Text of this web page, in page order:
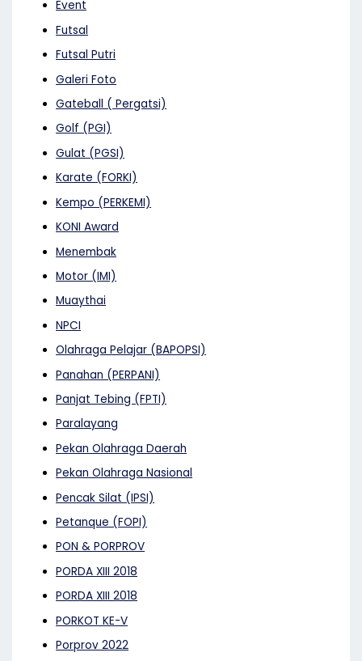
Event
Futsal
Futsal Putri
Galeri Foto
Gateball ( Pergatsi)
Golf (PGI)
Gulat (PGSI)
Karate (FORKI)
Kempo (PERKEMI)
KONI Award
Menembak
Motor (IMI)
Muaythai
NPCI
Olahraga Pelajar (BAPOPSI)
Panahan (PERPANI)
Panjat Tebing (FPTI)
Paralayang
Pekan Olahraga Daerah
Pekan Olahraga Nasional
Pencak Silat (IPSI)
Petanque (FOPI)
PON & PORPROV
PORDA XIII 2018
PORDA XIII 2018
PORKOT KE-V
Porprov 2022